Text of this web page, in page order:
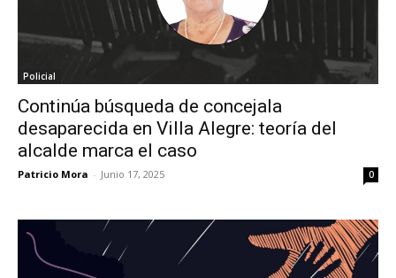
Policial
Continúa búsqueda de concejala
desaparecida en Villa Alegre: teoría del
alcalde marca el caso
Patricio Mora - Junio 17, 2025 0